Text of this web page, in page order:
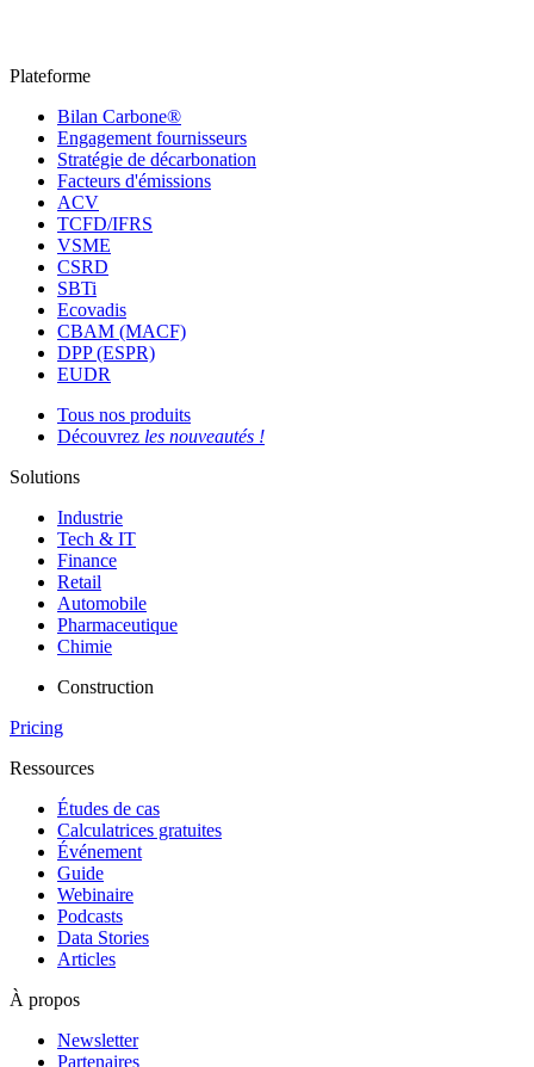
Plateforme
Bilan Carbone®
Engagement fournisseurs
Stratégie de décarbonation
Facteurs d'émissions
ACV
TCFD/IFRS
VSME
CSRD
SBTi
Ecovadis
CBAM (MACF)
DPP (ESPR)
EUDR
Tous nos produits
Découvrez les nouveautés !
Solutions
Industrie
Tech & IT
Finance
Retail
Automobile
Pharmaceutique
Chimie
Construction
Pricing
Ressources
Études de cas
Calculatrices gratuites
Événement
Guide
Webinaire
Podcasts
Data Stories
Articles
À propos
Newsletter
Partenaires